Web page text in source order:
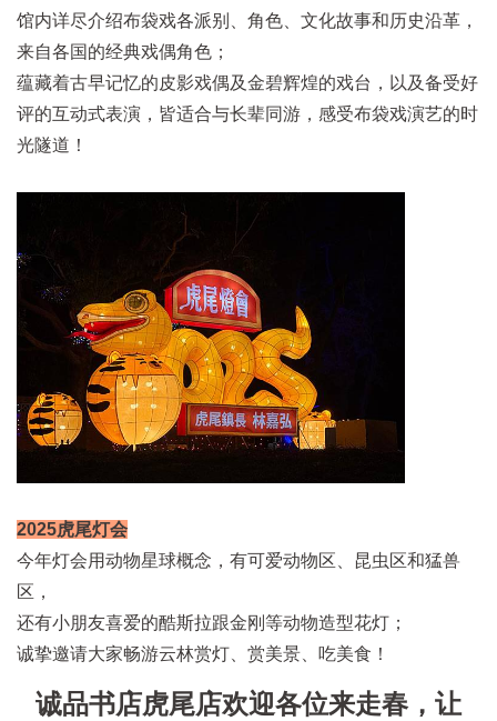
馆内详尽介绍布袋戏各派别、角色、文化故事和历史沿革，
来自各国的经典戏偶角色；
蕴藏着古早记忆的皮影戏偶及金碧辉煌的戏台，以及备受好
评的互动式表演，皆适合与长辈同游，感受布袋戏演艺的时
光隧道！
2025虎尾灯会
今年灯会用动物星球概念，有可爱动物区、昆虫区和猛兽
区，
还有小朋友喜爱的酷斯拉跟金刚等动物造型花灯；
诚挚邀请大家畅游云林赏灯、赏美景、吃美食！
诚品书店虎尾店欢迎各位来走春，让